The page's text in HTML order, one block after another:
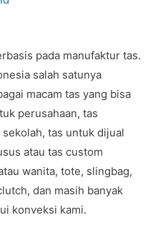
pada manufaktur tas.
salah satunya
macam tas yang bisa
perusahaan, tas
tas untuk dijual
atau tas custom
wanita, tote, slingbag,
dan masih banyak
konveksi kami.